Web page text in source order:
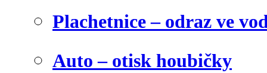
Plachetnice – odraz ve
Auto – otisk houbičky